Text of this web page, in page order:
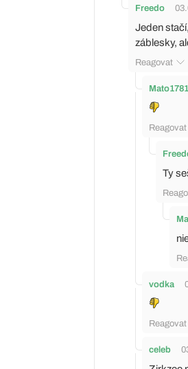
Freedo
Jeden
záblesky,
Reagovat
Reagovat
Ty
vodka
Reagovat
celeb